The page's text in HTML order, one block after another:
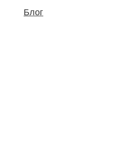
Блог